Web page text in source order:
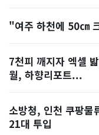
"여주 하천에 50㎝
7천피 깨지자 엑셀
월, 하향리포트...
소방청, 인천 쿠팡
21대 투입